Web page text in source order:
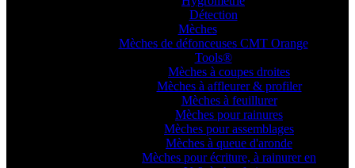
Détection
Mèches
Mèches de défonceuses CMT Orange
Tools®
Mèches à coupes droites
Mèches à affleurer & profiler
Mèches à feuillurer
Mèches pour rainures
Mèches pour assemblages
Mèches à queue d'aronde
Mèches pour écriture, à rainurer en